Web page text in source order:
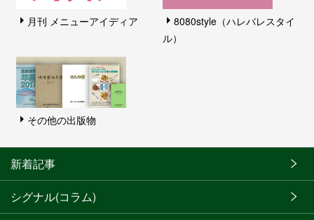
月刊 メニューアイディア
8080style（ハレバレスタイ
ル）
その他の出版物
新着記事
シグナル(コラム)